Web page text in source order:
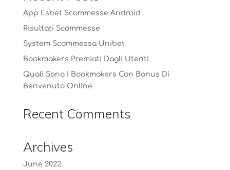
App Lsbet Scommesse Android
Risultati Scommesse
System Scommessa Unibet
Bookmakers Premiati Dagli Utenti
Quali Sono I Bookmakers Con Bonus Di
Benvenuto Online
Recent Comments
Archives
June 2022